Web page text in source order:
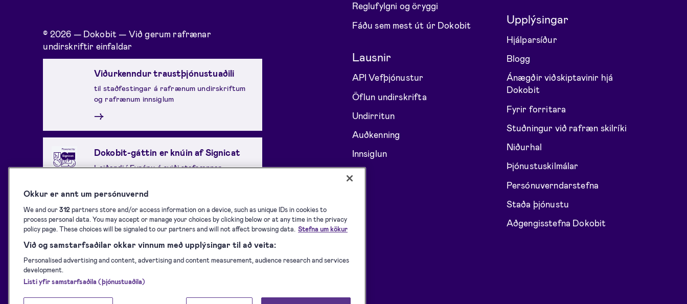
© 2026 — Dokobit — Við gerum rafrænar
undirskriftir einfaldar
Viðurkenndur traustþjónustuaðili
til staðfestingar á rafrænum undirskriftum
og rafrænum innsiglum
→
Dokobit-gáttin er knúin af Signicat
Leiðandi í Evrópu á sviði stafrænnar
traustþjónustuaðili sem uppfyllir ISO/IEC
27001 og eIDAS staðla.
→
Reglufylgni og öryggi
Fáðu sem mest út úr Dokobit
Lausnir
API Vefþjónustur
Öflun undirskrifta
Undirritun
Auðkenning
Innsiglun
Upplýsingar
Hjálparsíður
Blogg
Ánægðir viðskiptavinir hjá
Dokobit
Fyrir forritara
Stuðningur við rafræn skilríki
Niðurhal
Þjónustuskilmálar
Persónuverndarstefna
Staða þjónustu
Aðgengisstefna Dokobit
Okkur er annt um persónuvernd
We and our312partners store and/or access information on a device, such as unique IDs in cookies to
process personal data. You may accept or manage your choices by clicking below or at any time in the privacy
policy page. These choices will be signaled to our partners and will not affect browsing data. Stefna um kökur
Við og samstarfsaðilar okkar vinnum með upplýsingar til að veita:
Personalised advertising and content, advertising and content measurement, audience research and services
development.
Listi yfir samstarfsaðila (þjónustuaðila)